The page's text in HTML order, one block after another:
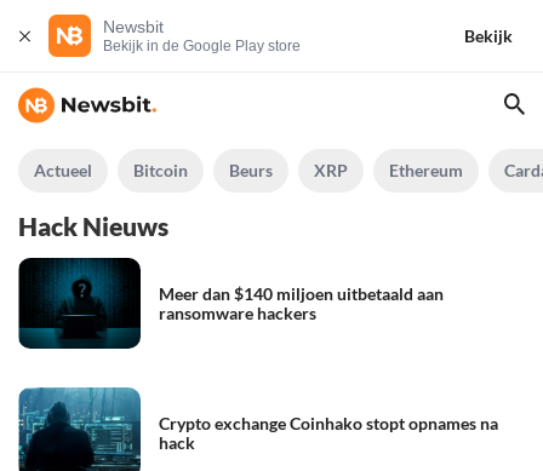
Newsbit
Bekijk in de Google Play store
Bekijk
Actueel Bitcoin Beurs XRP Ethereum
Hack Nieuws
Meer dan $140 miljoen uitbetaald aan
ransomware hackers
Crypto exchange Coinhako stopt opnames na
hack